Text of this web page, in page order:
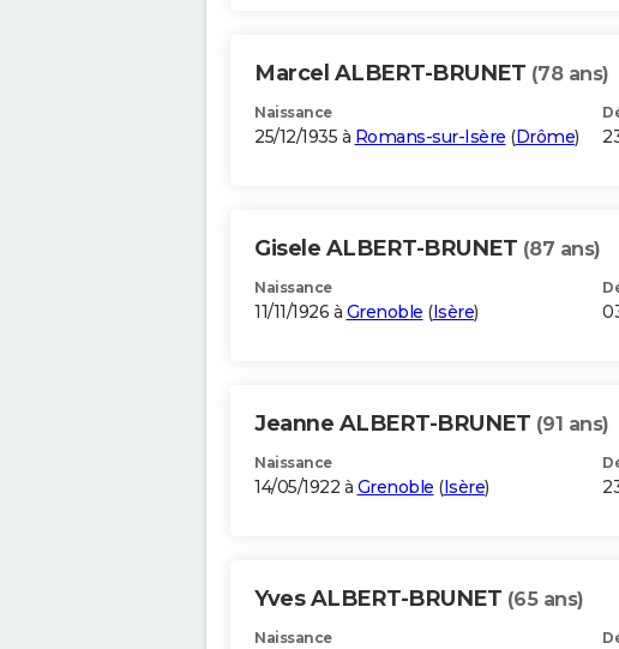
Marcel ALBERT-BRUNET (78 ans)
Naissance
25/12/1935 à Romans-sur-Isère (Drôme)
Gisele ALBERT-BRUNET (87 ans)
Naissance
11/11/1926 à Grenoble (Isère)
Jeanne ALBERT-BRUNET (91 ans)
Naissance
14/05/1922 à Grenoble (Isère)
Yves ALBERT-BRUNET (65 ans)
Naissance